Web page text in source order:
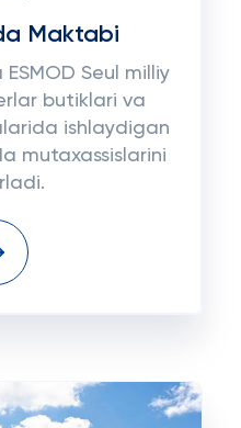
Maktabi
Seul milliy
butiklari va
ishlaydigan
mutaxassislarini